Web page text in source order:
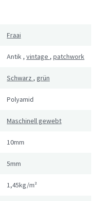
Fraai
Antik , vintage , patchwork
Schwarz , grün
Polyamid
Maschinell gewebt
10mm
5mm
1,45kg/m²